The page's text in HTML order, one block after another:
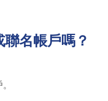
名帳戶嗎？